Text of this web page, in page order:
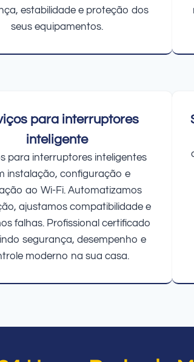
estabilidade e proteção dos
seus equipamentos.
para interruptores
inteligente
para interruptores inteligentes
instalação, configuração e
ao Wi-Fi. Automatizamos
ajustamos compatibilidade e
falhas. Profissional certificado
segurança, desempenho e
moderno na sua casa.